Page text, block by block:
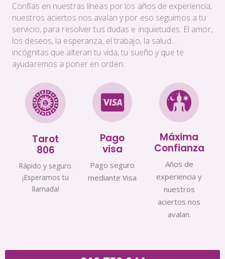
Confías en nuestras líneas por los años de experiencia;
nuestros aciertos nos avalan y por eso seguimos a tu
servicio, para resolver tus dudas e inquietudes. El amor,
los deseos, la esperanza, el trabajo, la salud…
incógnitas que alteran tu vida, tu sueño y que te
ayudaremos a poner en orden.
Tarot
806
Rápido y seguro.
¡Esperamos tu
llamada!
Pago
visa
Pago seguro
mediante Visa
Máxima
Confianza
Años de
experiencia y
nuestros
aciertos nos
avalan.